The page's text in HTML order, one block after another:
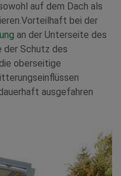
auf dem Dach als
bei der
an der Unterseite des
der Schutz des
oberseitige
ausgefahren